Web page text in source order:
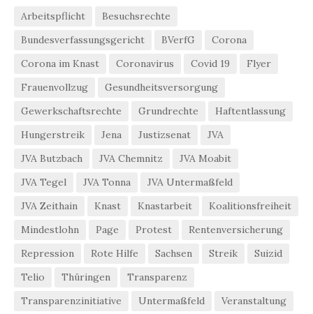
Arbeitspflicht
Besuchsrechte
Bundesverfassungsgericht
BVerfG
Corona
Corona im Knast
Coronavirus Covid 19
Flyer
Frauenvollzug
Gesundheitsversorgung
Gewerkschaftsrechte
Grundrechte
Haftentlassung
Hungerstreik
Jena Justizsenat
JVA
JVA Butzbach
JVA Chemnitz
JVA Moabit
JVA Tegel
JVA Tonna
JVA Untermaßfeld
JVA Zeithain
Knast Knastarbeit
Koalitionsfreiheit
Mindestlohn
Page Protest
Rentenversicherung
Repression
Rote Hilfe Sachsen Streik
Suizid
Telio
Thüringen
Transparenz
Transparenzinitiative
Untermaßfeld
Veranstaltung